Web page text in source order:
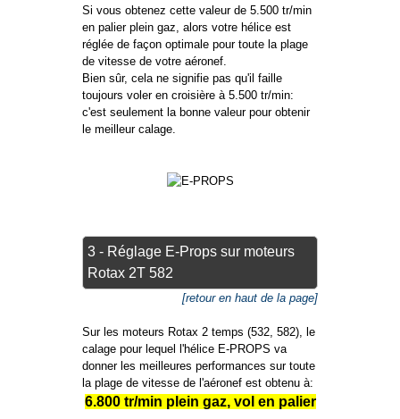
Si vous obtenez cette valeur de 5.500 tr/min
en palier plein gaz, alors votre hélice est
réglée de façon optimale pour toute la plage
de vitesse de votre aéronef.
Bien sûr, cela ne signifie pas qu'il faille
toujours voler en croisière à 5.500 tr/min:
c'est seulement la bonne valeur pour obtenir
le meilleur calage.
3 - Réglage E-Props sur moteurs
Rotax 2T 582
[retour en haut de la page]
Sur les moteurs Rotax 2 temps (532, 582), le
calage pour lequel l'hélice E-PROPS va
donner les meilleures performances sur toute
la plage de vitesse de l'aéronef est obtenu à:
6.800 tr/min plein gaz, vol en palier